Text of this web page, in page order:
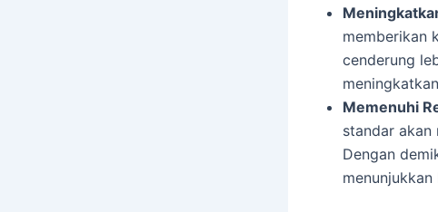
memberikan
cenderung
Memenuhi
standar akan
Dengan